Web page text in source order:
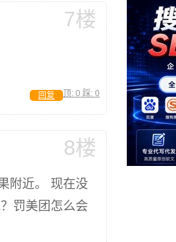
7楼
顶: 0 踩: 0
回复
8楼
附近。 现在没
罚美团怎么会